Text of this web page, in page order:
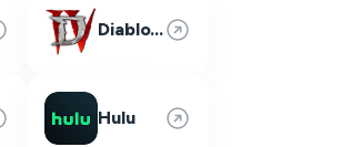
Diablo 4
Hulu